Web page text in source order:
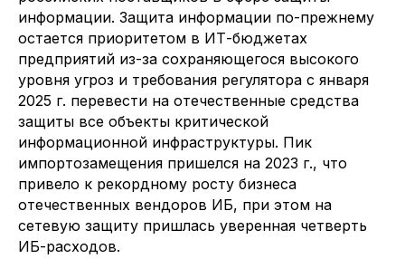
информации. Защита информации по-прежнему
остается приоритетом в ИТ-бюджетах
предприятий из-за сохраняющегося высокого
уровня угроз и требования регулятора с января
2025 г. перевести на отечественные средства
защиты все объекты критической
информационной инфраструктуры. Пик
импортозамещения пришелся на 2023 г., что
привело к рекордному росту бизнеса
отечественных вендоров ИБ, при этом на
сетевую защиту пришлась уверенная четверть
ИБ-расходов.